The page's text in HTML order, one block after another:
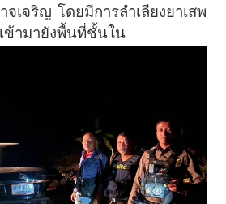
เจริญ โดยมีการลำเลียงยาเสพ
ข้ามายังพื้นที่ชั้นใน